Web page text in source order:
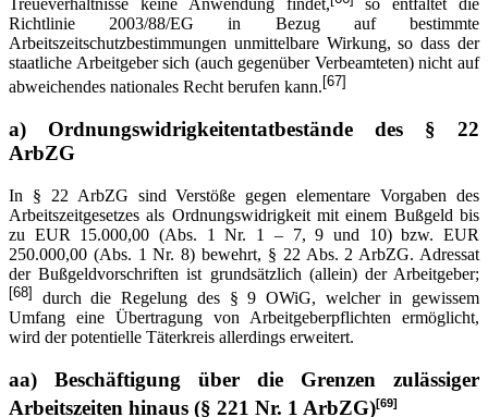
Treueverhältnisse keine Anwendung findet,
so entfaltet die
Richtlinie 2003/88/EG in Bezug auf bestimmte
Arbeitszeitschutzbestimmungen unmittelbare Wirkung, so dass der
staatliche Arbeitgeber sich (auch gegenüber Verbeamteten) nicht auf
abweichendes nationales Recht berufen kann. [67]
a) Ordnungswidrigkeitentatbestände des § 22
ArbZG
In § 22 ArbZG sind Verstöße gegen elementare Vorgaben des
Arbeitszeitgesetzes als Ordnungswidrigkeit mit einem Bußgeld bis
zu EUR 15.000,00 (Abs. 1 Nr. 1 – 7, 9 und 10) bzw. EUR
250.000,00 (Abs. 1 Nr. 8) bewehrt, § 22 Abs. 2 ArbZG. Adressat
der Bußgeldvorschriften ist grundsätzlich (allein) der Arbeitgeber;
[68]
durch die Regelung des § 9 OWiG, welcher in gewissem
Umfang eine Übertragung von Arbeitgeberpflichten ermöglicht,
wird der potentielle Täterkreis allerdings erweitert.
aa) Beschäftigung über die Grenzen zulässiger
Arbeitszeiten hinaus (§ 221 Nr. 1 ArbZG)[69]